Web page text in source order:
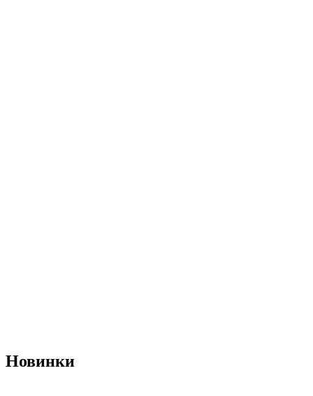
Новинки